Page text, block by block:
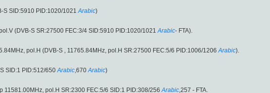
S SID:5910 PID:1020/1021 Arabic)
(DVB-S SR:27500 FEC:3/4 SID:5910 PID:1020/1021 Arabic- FTA).
pol.H (DVB-S , 11765.84MHz, pol.H SR:27500 FEC:5/6 PID:1006/1206 Arabic).
SID:1 PID:512/650 Arabic,670 Arabic)
11581.00MHz, pol.H SR:2300 FEC:5/6 SID:1 PID:308/256 Arabic,257 - FTA.